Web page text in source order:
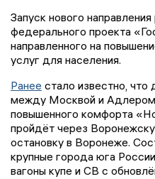
Запуск нового
федерального проекта
направленного на
услуг для населения.
Ранее стало известно,
между Москвой и Адлером
повышенного комфорта
пройдёт через
остановку в Воронеже.
крупные города юга
вагоны купе и СВ с